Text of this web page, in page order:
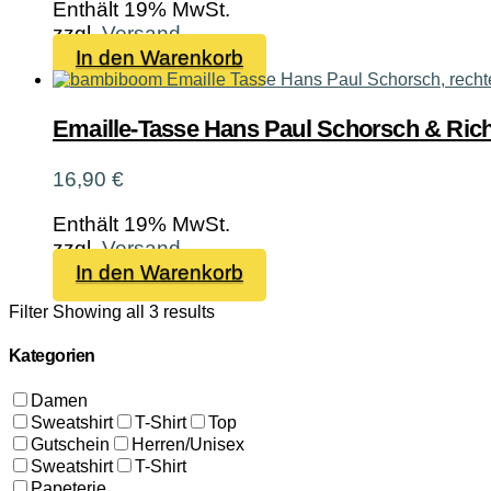
Enthält 19% MwSt.
zzgl.Versand
In den Warenkorb
Emaille-Tasse Hans Paul Schorsch &
16,90 €
Enthält 19% MwSt.
zzgl.Versand
In den Warenkorb
Filter Showing all 3 results
Kategorien
Damen
Sweatshirt
T-Shirt
Top
Gutschein
Herren/Unisex
Sweatshirt
T-Shirt